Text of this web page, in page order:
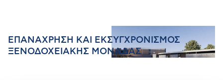
ΕΠΑΝΑΧΡΗΣΗ ΚΑΙ ΕΚΣΥΓΧΡΟΝΙΣΜΟΣ
ΞΕΝΟΔΟΧΕΙΑΚΗΣ ΜΟΝΑΔΑΣ